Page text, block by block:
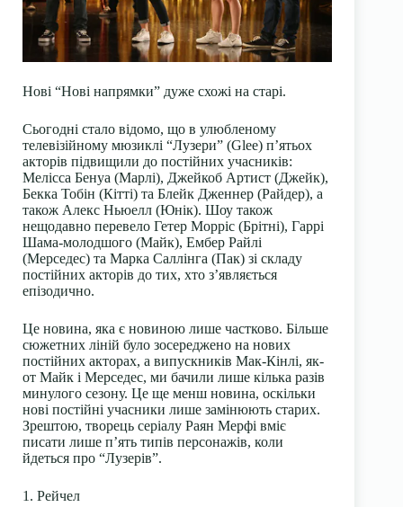
Нові “Нові напрямки” дуже схожі на старі.
Сьогодні стало відомо, що в улюбленому
телевізійному мюзиклі “Лузери” (Glee) п’ятьох
акторів підвищили до постійних учасників:
Мелісса Бенуа (Марлі), Джейкоб Артист (Джейк),
Бекка Тобін (Кітті) та Блейк Дженнер (Райдер), а
також Алекс Ньюелл (Юнік). Шоу також
нещодавно перевело Гетер Морріс (Брітні), Гаррі
Шама-молодшого (Майк), Ембер Райлі
(Мерседес) та Марка Саллінга (Пак) зі складу
постійних акторів до тих, хто з’являється
епізодично.
Це новина, яка є новиною лише частково. Більше
сюжетних ліній було зосереджено на нових
постійних акторах, а випускників Мак-Кінлі, як-
от Майк і Мерседес, ми бачили лише кілька разів
минулого сезону. Це ще менш новина, оскільки
нові постійні учасники лише замінюють старих.
Зрештою, творець серіалу Раян Мерфі вміє
писати лише п’ять типів персонажів, коли
йдеться про “Лузерів”.
1. Рейчел